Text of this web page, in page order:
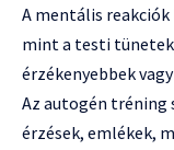
A mentális
mint a testi
érzékenyebbek
Az autogén
érzések, emlékek,